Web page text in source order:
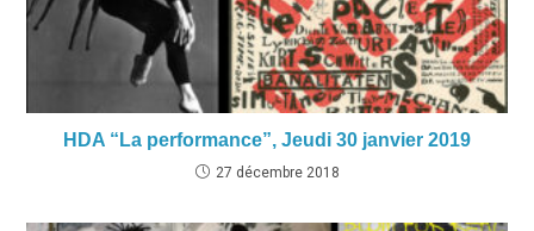
HDA “La performance”, Jeudi 30 janvier 2019
27 décembre 2018